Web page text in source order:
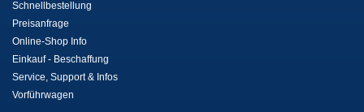
Schnellbestellung
Preisanfrage
Online-Shop Info
Einkauf - Beschaffung
Service, Support & Infos
Vorführwagen